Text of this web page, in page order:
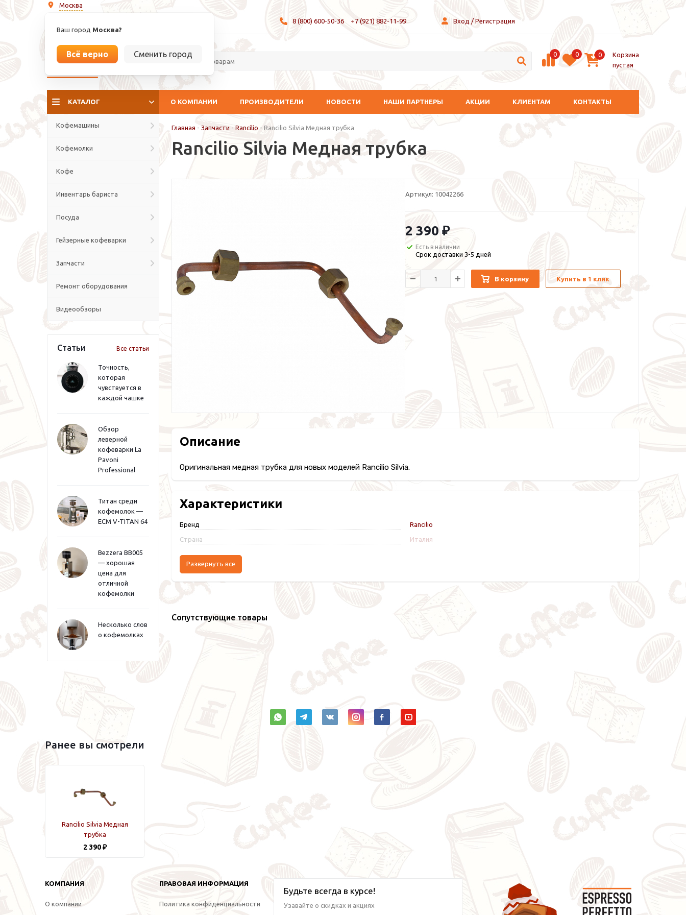
Москва
Ваш город Москва?
Всё верно Сменить город
8 (800) 600-50-36 +7 (921) 882-11-99 Вход / Регистрация
La culture del caffé 0 0 0
Корзина
пустая
КАТАЛОГ О КОМПАНИИ ПРОИЗВОДИТЕЛИ НОВОСТИ НАШИ ПАРТНЕРЫ АКЦИИ КЛИЕНТАМ КОНТАКТЫ
Кофемашины
Кофемолки
Кофе
Инвентарь бариста
Посуда
Гейзерные кофеварки
Запчасти
Ремонт оборудования
Видеообзоры
Статьи Все статьи
Точность,
которая
чувствуется в
каждой чашке
Обзор
леверной
кофеварки La
Pavoni
Professional
Титан среди
кофемолок —
ECM V-TITAN 64
Bezzera BB005
— хорошая
цена для
отличной
кофемолки
Несколько слов
о кофемолках
Главная - Запчасти - Rancilio - Rancilio Silvia Медная трубка
Rancilio Silvia Медная трубка
Артикул: 10042266
2 390 ₽
Есть в наличии
Срок доставки 3-5 дней
В корзину Купить в 1 клик
Описание
Оригинальная медная трубка для новых моделей Rancilio Silvia.
Характеристики
Бренд Rancilio
Страна Италия
Развернуть все
Сопутствующие товары
Ранее вы смотрели
Rancilio Silvia Медная
трубка
2 390 ₽
КОМПАНИЯ
О компании
ПРАВОВАЯ ИНФОРМАЦИЯ
Политика конфиденциальности
Будьте всегда в курсе!
Узавайте о скидках и акциях